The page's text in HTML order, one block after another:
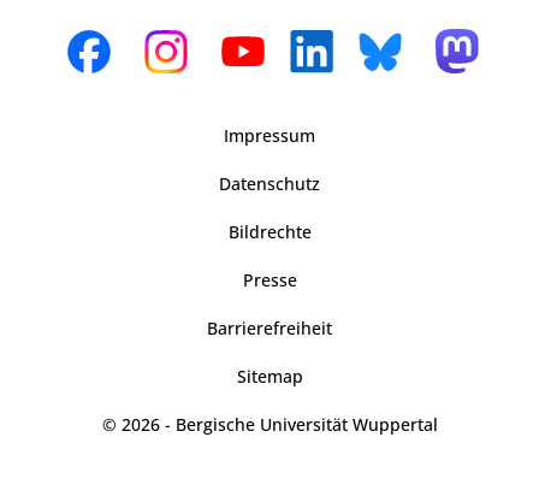
Impressum
Datenschutz
Bildrechte
Presse
Barrierefreiheit
Sitemap
© 2026 - Bergische Universität Wuppertal